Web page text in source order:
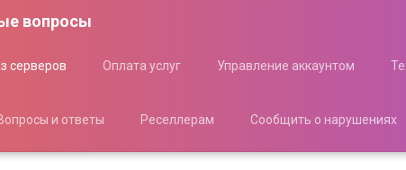
вопросы
серверов Оплата услуг Управление аккаунтом
и ответы Реселлерам Сообщить о нарушениях